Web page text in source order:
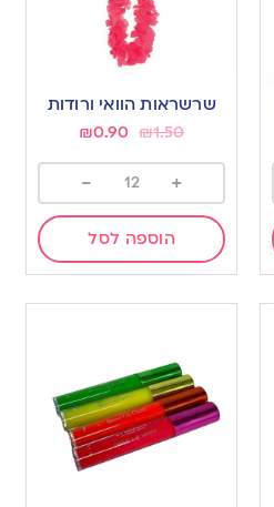
שרשראות הוואי ורודות
₪1.50
₪0.90
+
-
הוספה לסל